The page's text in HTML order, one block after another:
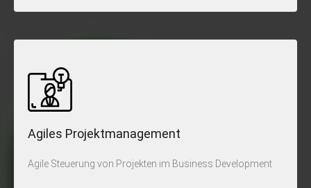
Agiles Projektmanagement
Agile Steuerung von Projekten im Business Development